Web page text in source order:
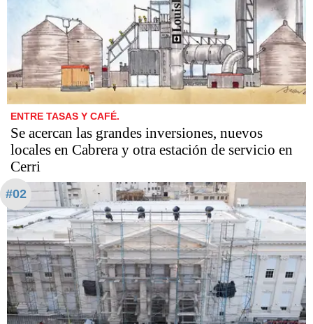
ENTRE TASAS Y CAFÉ.
Se acercan las grandes inversiones, nuevos
locales en Cabrera y otra estación de servicio en
Cerri
#02